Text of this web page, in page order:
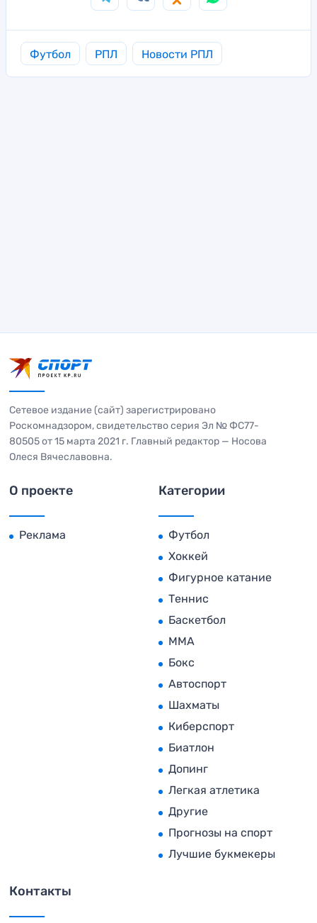
Футбол РПЛ Новости РПЛ
Сетевое издание (сайт) зарегистрировано
Роскомнадзором, свидетельство серия Эл № ФС77-
80505 от 15 марта 2021 г. Главный редактор — Носова
Олеся Вячеславовна.
О проекте
Реклама
Категории
Футбол
Хоккей
Фигурное катание
Теннис
Баскетбол
MMA
Бокс
Автоспорт
Шахматы
Киберспорт
Биатлон
Допинг
Легкая атлетика
Другие
Прогнозы на спорт
Лучшие букмекеры
Контакты